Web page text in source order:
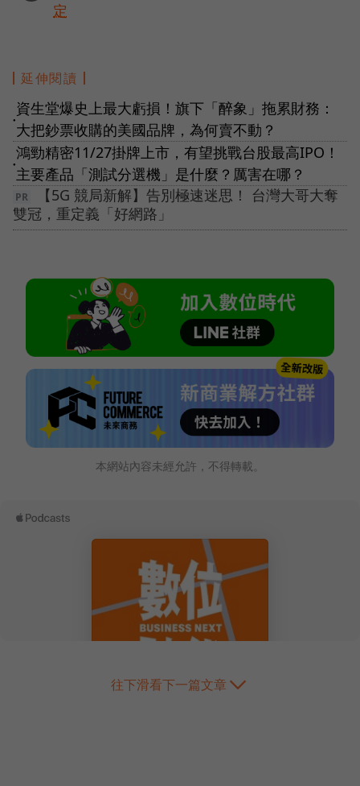
定
延伸閱讀
●
資生堂爆史上最大虧損！旗下「醉象」拖累財務：
大把鈔票收購的美國品牌，為何賣不動？
●
鴻勁精密11/27掛牌上市，有望挑戰台股最高IPO！
主要產品「測試分選機」是什麼？厲害在哪？
【5G 競局新解】告別極速迷思！ 台灣大哥大奪
雙冠，重定義「好網路」
本網站內容未經允許，不得轉載。
往下滑看下一篇文章